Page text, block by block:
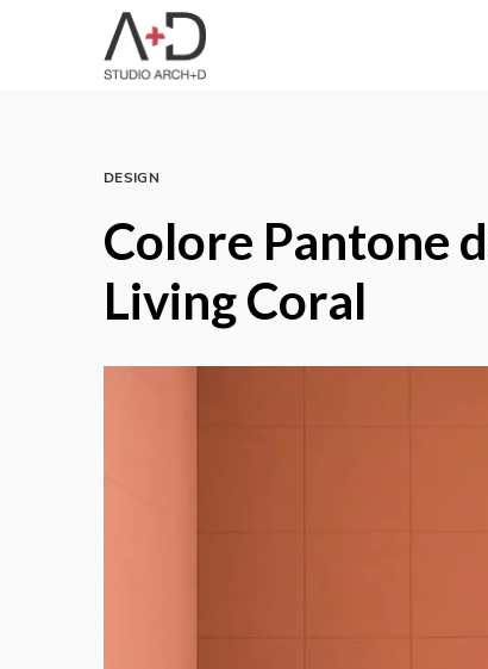
DESIGN
Colore Pantone
Living Coral